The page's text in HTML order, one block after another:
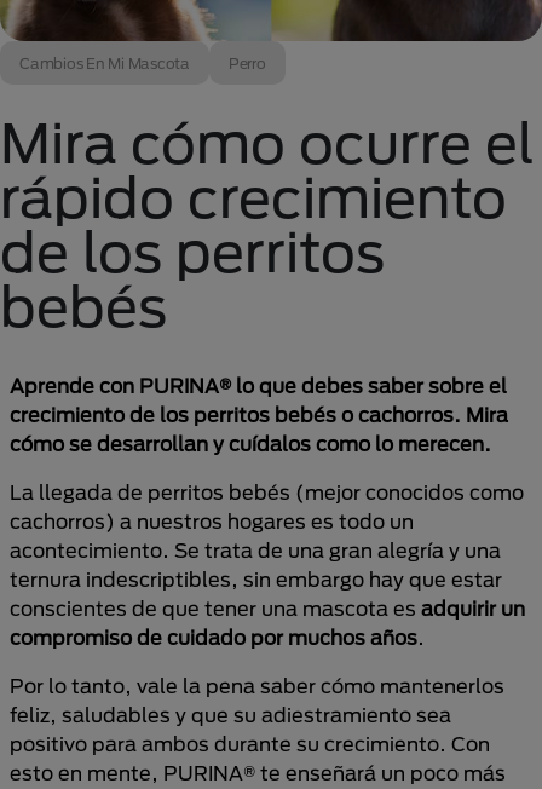
Cambios En Mi Mascota Perro
Mira cómo ocurre el
rápido crecimiento
de los perritos
bebés
Aprende con PURINA® lo que debes saber sobre el
crecimiento de los perritos bebés o cachorros. Mira
cómo se desarrollan y cuídalos como lo merecen.
La llegada de perritos bebés (mejor conocidos como
cachorros) a nuestros hogares es todo un
acontecimiento. Se trata de una gran alegría y una
ternura indescriptibles, sin embargo hay que estar
conscientes de que tener una mascota es adquirir un
compromiso de cuidado por muchos años.
Por lo tanto, vale la pena saber cómo mantenerlos
feliz, saludables y que su adiestramiento sea
positivo para ambos durante su crecimiento. Con
esto en mente, PURINA® te enseñará un poco más